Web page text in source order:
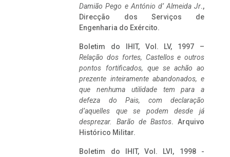
Damião Pego e António d’ Almeida Jr.,
Direcção dos Serviços de
Engenharia do Exército.
Boletim do IHIT, Vol. LV, 1997 –
Relação dos fortes, Castellos e outros
pontos fortificados, que se achão ao
prezente inteiramente abandonados, e
que nenhuma utilidade tem para a
defeza do Pais, com declaração
d’aquelles que se podem desde já
desprezar. Barão de Bastos. Arquivo
Histórico Militar.
Boletim do IHIT, Vol. LVI, 1998 -